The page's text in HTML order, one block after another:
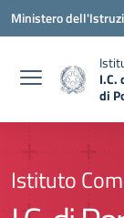
Vai ai contenuti
Vai al menu di
Vai al footer
Ministero
I.C.
di
Istituto